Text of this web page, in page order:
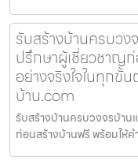
รับสร้างบ้านครบวง
ปรึกษาผู้เชี่ยวชาญก่
อย่างจริงใจในทุกขั้
บ้าน.com
รับสร้างบ้านครบวงจรบ้าน
ก่อนสร้างบ้านฟรี พร้อมให้ค